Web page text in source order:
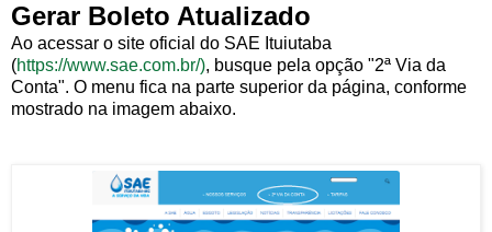
Gerar Boleto Atualizado
Ao acessar o site oficial do SAE Ituiutaba
(https://www.sae.com.br/), busque pela opção "2ª Via da
Conta". O menu fica na parte superior da página, conforme
mostrado na imagem abaixo.